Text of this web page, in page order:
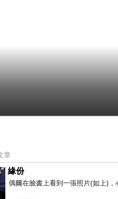
章
緣份
偶爾在臉書上看到一張照片(如上)